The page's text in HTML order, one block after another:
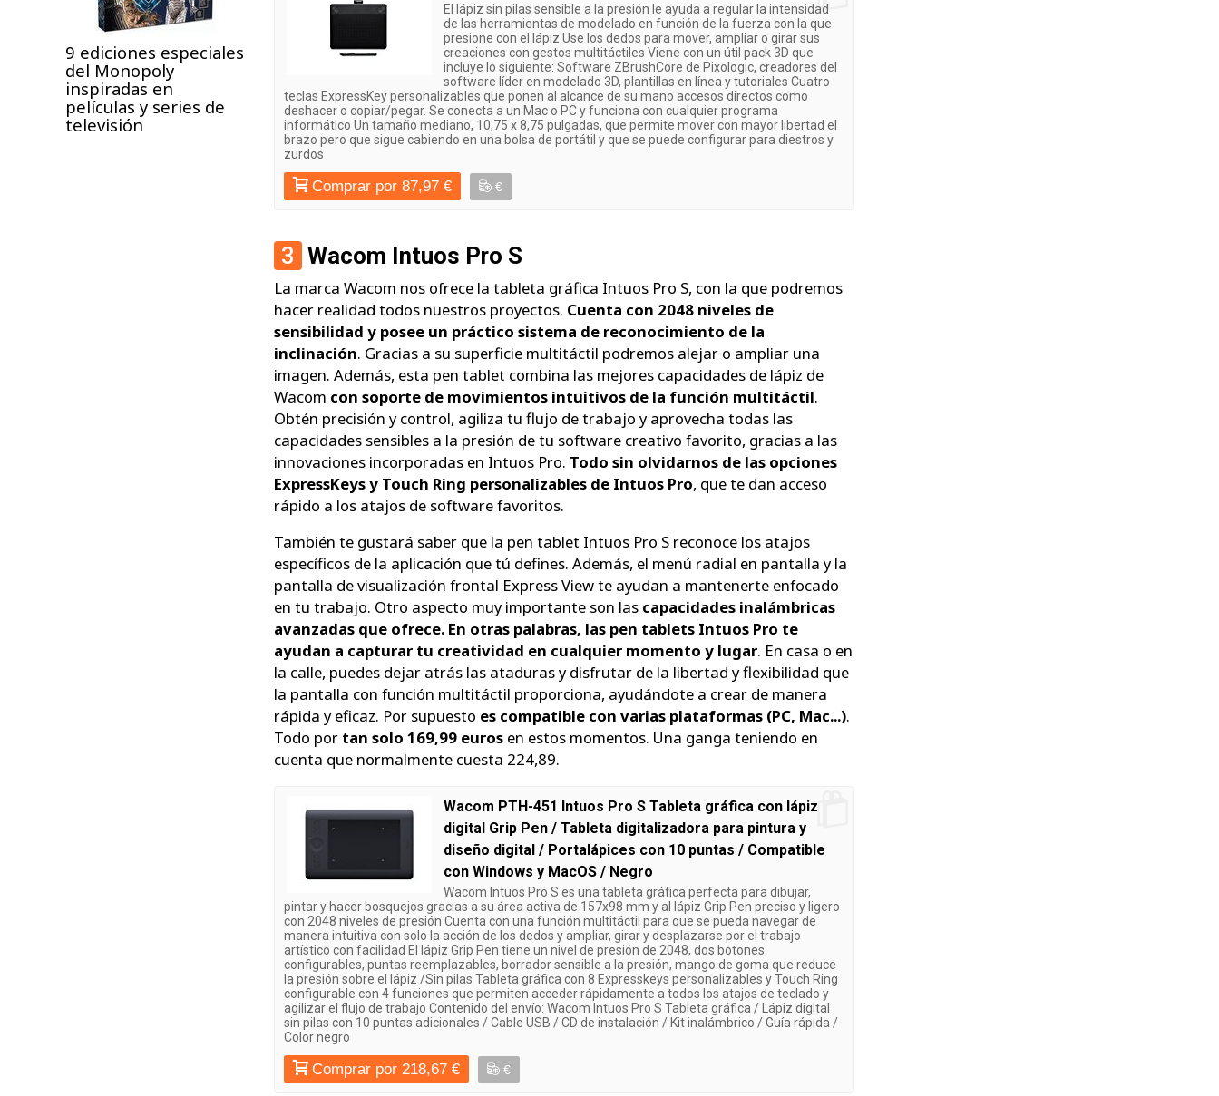
9 ediciones especiales
del Monopoly
inspiradas en
películas y series de
televisión
El lápiz sin pilas sensible a la presión le ayuda a regular la intensidad
de las herramientas de modelado en función de la fuerza con la que
presione con el lápiz Use los dedos para mover, ampliar o girar sus
creaciones con gestos multitáctiles Viene con un útil pack 3D que
incluye lo siguiente: Software ZBrushCore de Pixologic, creadores del
software líder en modelado 3D, plantillas en línea y tutoriales Cuatro
teclas ExpressKey personalizables que ponen al alcance de su mano accesos directos como
deshacer o copiar/pegar. Se conecta a un Mac o PC y funciona con cualquier programa
informático Un tamaño mediano, 10,75 x 8,75 pulgadas, que permite mover con mayor libertad el
brazo pero que sigue cabiendo en una bolsa de portátil y que se puede configurar para diestros y
zurdos
Comprar por 87,97 € €
3 Wacom Intuos Pro S
La marca Wacom nos ofrece la tableta gráfica Intuos Pro S, con la que podremos
hacer realidad todos nuestros proyectos. Cuenta con 2048 niveles de
sensibilidad y posee un práctico sistema de reconocimiento de la
inclinación. Gracias a su superficie multitáctil podremos alejar o ampliar una
imagen. Además, esta pen tablet combina las mejores capacidades de lápiz de
Wacom con soporte de movimientos intuitivos de la función multitáctil.
Obtén precisión y control, agiliza tu flujo de trabajo y aprovecha todas las
capacidades sensibles a la presión de tu software creativo favorito, gracias a las
innovaciones incorporadas en Intuos Pro. Todo sin olvidarnos de las opciones
ExpressKeys y Touch Ring personalizables de Intuos Pro, que te dan acceso
rápido a los atajos de software favoritos.
También te gustará saber que la pen tablet Intuos Pro S reconoce los atajos
específicos de la aplicación que tú defines. Además, el menú radial en pantalla y la
pantalla de visualización frontal Express View te ayudan a mantenerte enfocado
en tu trabajo. Otro aspecto muy importante son las capacidades inalámbricas
avanzadas que ofrece. En otras palabras, las pen tablets Intuos Pro te
ayudan a capturar tu creatividad en cualquier momento y lugar. En casa o en
la calle, puedes dejar atrás las ataduras y disfrutar de la libertad y flexibilidad que
la pantalla con función multitáctil proporciona, ayudándote a crear de manera
rápida y eficaz. Por supuesto es compatible con varias plataformas (PC, Mac...).
Todo por tan solo 169,99 euros en estos momentos. Una ganga teniendo en
cuenta que normalmente cuesta 224,89.
Wacom PTH-451 Intuos Pro S Tableta gráfica con lápiz
digital Grip Pen / Tableta digitalizadora para pintura y
diseño digital / Portalápices con 10 puntas / Compatible
con Windows y MacOS / Negro
Wacom Intuos Pro S es una tableta gráfica perfecta para dibujar,
pintar y hacer bosquejos gracias a su área activa de 157x98 mm y al lápiz Grip Pen preciso y ligero
con 2048 niveles de presión Cuenta con una función multitáctil para que se pueda navegar de
manera intuitiva con solo la acción de los dedos y ampliar, girar y desplazarse por el trabajo
artístico con facilidad El lápiz Grip Pen tiene un nivel de presión de 2048, dos botones
configurables, puntas reemplazables, borrador sensible a la presión, mango de goma que reduce
la presión sobre el lápiz /Sin pilas Tableta gráfica con 8 Expresskeys personalizables y Touch Ring
configurable con 4 funciones que permiten acceder rápidamente a todos los atajos de teclado y
agilizar el flujo de trabajo Contenido del envío: Wacom Intuos Pro S Tableta gráfica / Lápiz digital
sin pilas con 10 puntas adicionales / Cable USB / CD de instalación / Kit inalámbrico / Guía rápida /
Color negro
Comprar por 218,67 € €